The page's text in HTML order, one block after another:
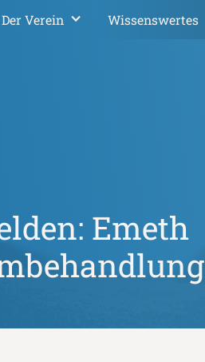
Der Verein Wissenswertes
Emeth